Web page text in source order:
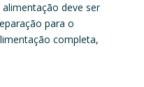
deve ser
para o
completa,